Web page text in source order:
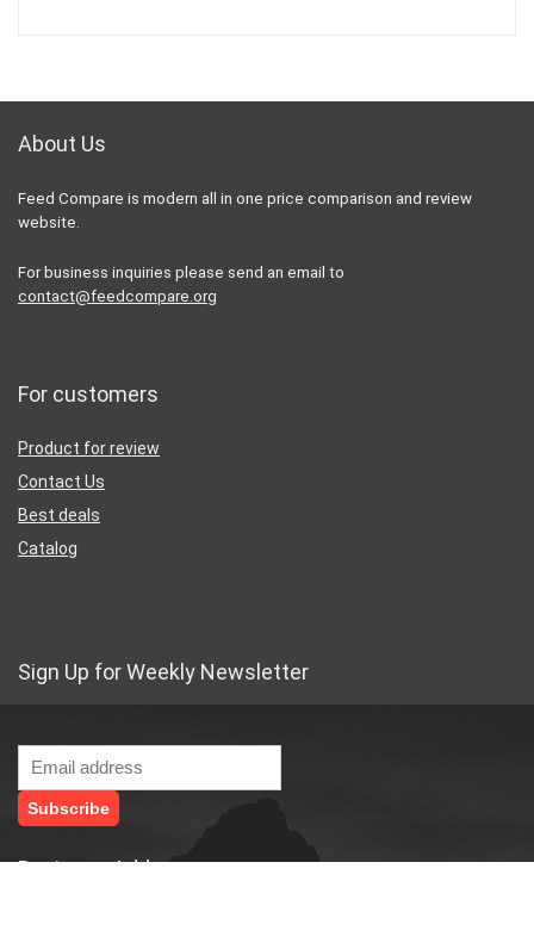
About Us
Feed Compare is modern all in one price comparison and review
website.
For business inquiries please send an email to
contact@feedcompare.org
For customers
Product for review
Contact Us
Best deals
Catalog
Sign Up for Weekly Newsletter
Business Address